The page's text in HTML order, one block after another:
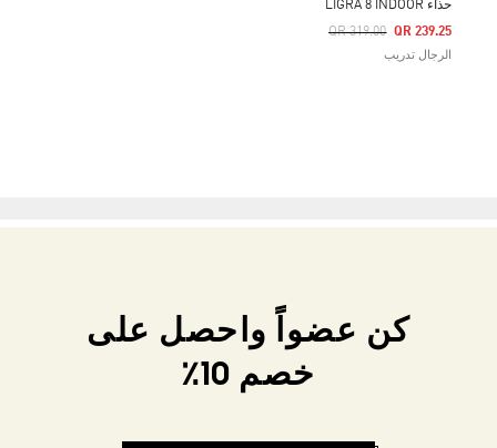
حذاء LIGRA 8 INDOOR
Price Reduced From
QR 319.00
To QR 239.25
الرجال تدريب
كن عضواً واحصل على
خصم 10٪